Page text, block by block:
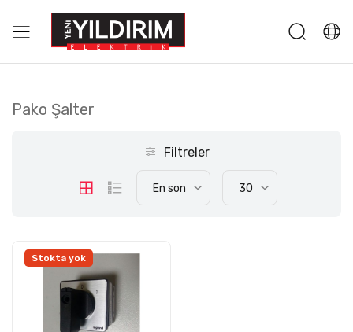
Pako Şalter
Filtreler
En son 30
Stokta yok